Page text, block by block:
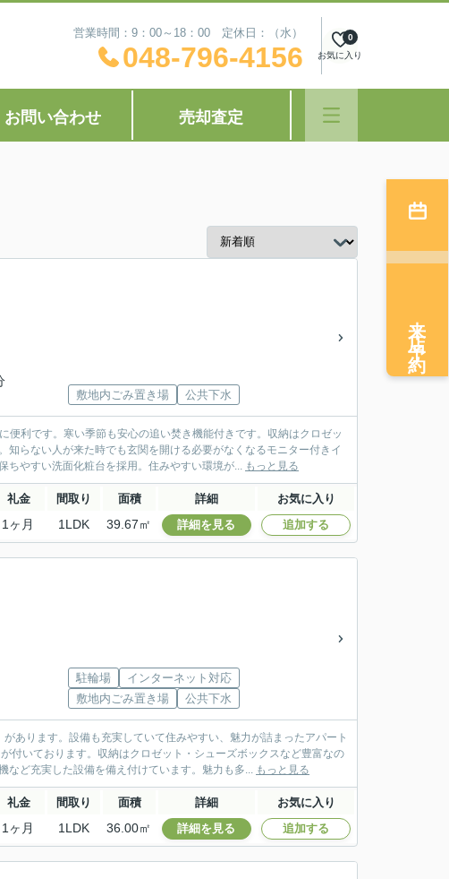
営業時間：9：00～18：00 定休日：（水）
048-796-4156 お気に入り
0
お問い合わせ 売却査定
敷地内ごみ置き場 公共下水
利です。寒い季節も安心の追い焚き機能付きです。収納はクロゼッ
らない人が来た時でも玄関を開ける必要がなくなるモニター付きイ
ちやすい洗面化粧台を採用。住みやすい環境が... もっと見る
礼金 間取り 面積 詳細 お気に入り
1ヶ月 1LDK 39.67㎡ 詳細を見る 追加する
駐輪場
インターネット対応
敷地内ごみ置き場
公共下水
あります。設備も充実していて住みやすい、魅力が詰まったアパート
付いております。収納はクロゼット・シューズボックスなど豊富なの
など充実した設備を備え付けています。魅力も多... もっと見る
礼金 間取り 面積 詳細 お気に入り
1ヶ月 1LDK 36.00㎡ 詳細を見る 追加する
来店予約